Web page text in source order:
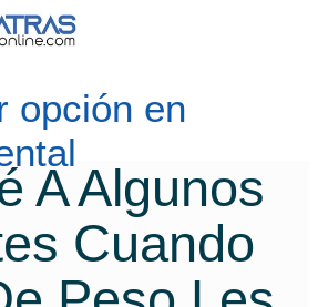
opción en
A Algunos
Cuando